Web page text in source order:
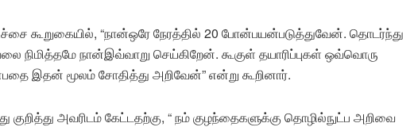
கூறுகையில், “நான்ஒரே நேரத்தில் 20 போன்பயன்படுத்துவேன். தொடர்ந்து
நிமித்தமே நான்இவ்வாறு செய்கிறேன். கூகுள் தயாரிப்புகள் ஒவ்வொரு
இதன் மூலம் சோதித்து அறிவேன்” என்று கூறினார்.
குறித்து அவரிடம் கேட்டதற்கு, “ நம் குழந்தைகளுக்கு தொழில்நுட்ப அறிவை